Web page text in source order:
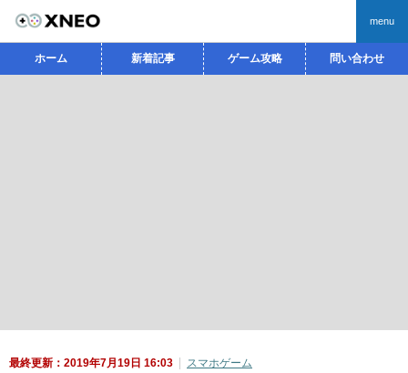
menu
ホーム 新着記事 ゲーム攻略 問い合わせ
最終更新：2019年7月19日 16:03 スマホゲーム